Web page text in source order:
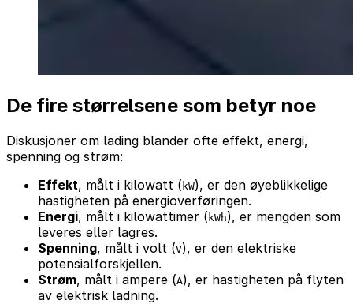
De fire størrelsene som betyr noe
Diskusjoner om lading blander ofte effekt, energi,
spenning og strøm:
Effekt, målt i kilowatt ( kW), er den øyeblikkelige
hastigheten på energioverføringen.
Energi, målt i kilowattimer ( kWh), er mengden som
leveres eller lagres.
Spenning, målt i volt (V), er den elektriske
potensialforskjellen.
Strøm, målt i ampere (A), er hastigheten på flyten
av elektrisk ladning.